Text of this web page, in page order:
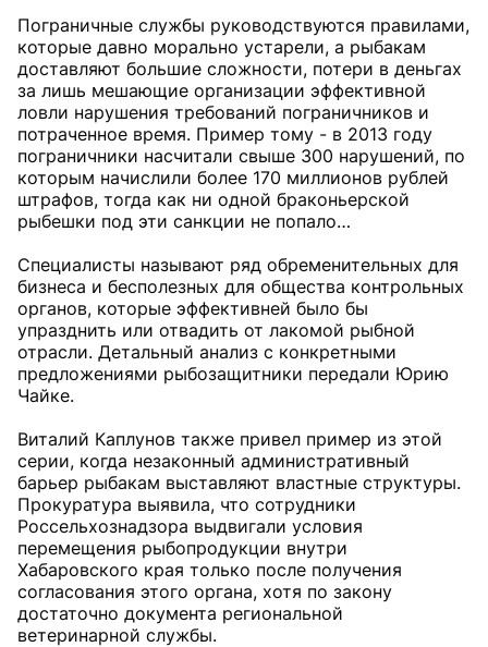
Пограничные службы руководствуются правилами,
которые давно морально устарели, а рыбакам
доставляют большие сложности, потери в деньгах
за лишь мешающие организации эффективной
ловли нарушения требований пограничников и
потраченное время. Пример тому - в 2013 году
пограничники насчитали свыше 300 нарушений, по
которым начислили более 170 миллионов рублей
штрафов, тогда как ни одной браконьерской
рыбешки под эти санкции не попало…
Специалисты называют ряд обременительных для
бизнеса и бесполезных для общества контрольных
органов, которые эффективней было бы
упразднить или отвадить от лакомой рыбной
отрасли. Детальный анализ с конкретными
предложениями рыбозащитники передали Юрию
Чайке.
Виталий Каплунов также привел пример из этой
серии, когда незаконный административный
барьер рыбакам выставляют властные структуры.
Прокуратура выявила, что сотрудники
Россельхознадзора выдвигали условия
перемещения рыбопродукции внутри
Хабаровского края только после получения
согласования этого органа, хотя по закону
достаточно документа региональной
ветеринарной службы.